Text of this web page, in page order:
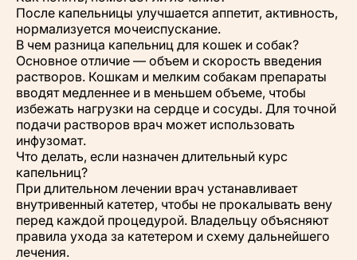
После капельницы улучшается аппетит, активность,
нормализуется мочеиспускание.
В чем разница капельниц для кошек и собак?
Основное отличие — объем и скорость введения
растворов. Кошкам и мелким собакам препараты
вводят медленнее и в меньшем объеме, чтобы
избежать нагрузки на сердце и сосуды. Для точной
подачи растворов врач может использовать
инфузомат.
Что делать, если назначен длительный курс
капельниц?
При длительном лечении врач устанавливает
внутривенный катетер, чтобы не прокалывать вену
перед каждой процедурой. Владельцу объясняют
правила ухода за катетером и схему дальнейшего
лечения.